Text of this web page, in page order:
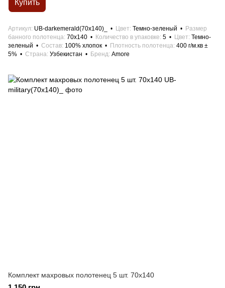
Купить
Артикул UB-darkemerald(70x140)_ Цвет Темно-зеленый
Размер
банного полотенца 70x140 Количество в упаковке 5 Цвет Темно-
зеленый
Состав 100% хлопок Плотность полотенца 400 г/м.кв ±
5%
Страна Узбекистан Бренд Amore
Комплект махровых полотенец 5 шт. 70x140